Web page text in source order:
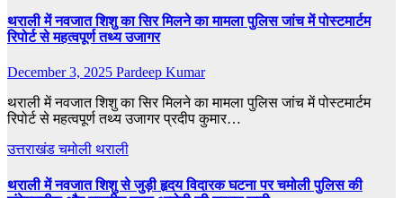
थराली में नवजात शिशु का सिर मिलने का मामला पुलिस जांच में पोस्टमार्टम
रिपोर्ट से महत्वपूर्ण तथ्य उजागर
December 3, 2025 Pardeep Kumar
थराली में नवजात शिशु का सिर मिलने का मामला पुलिस जांच में पोस्टमार्टम
रिपोर्ट से महत्वपूर्ण तथ्य उजागर प्रदीप कुमार…
उत्तराखंडचमोली थराली
थराली में नवजात शिशु से जुड़ी हृदय विदारक घटना पर चमोली पुलिस की